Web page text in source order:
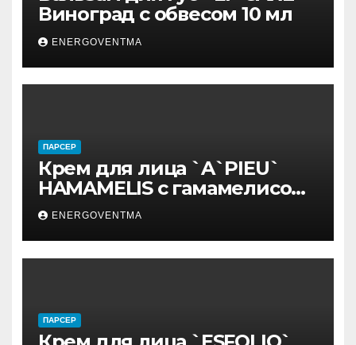
Виноград с обвесом 10 мл
ENERGOVENTMA
ПАРСЕР
Крем для лица `A`PIEU`
HAMAMELIS с гамамелисом
50 мл
ENERGOVENTMA
ПАРСЕР